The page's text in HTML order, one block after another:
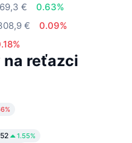
€
0.63%
€
0.09%
reťazci
1.55%